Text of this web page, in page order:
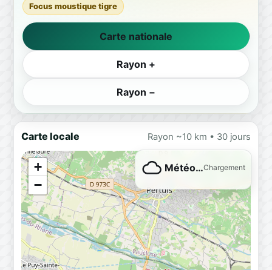
Focus moustique tigre
Carte nationale
Rayon +
Rayon −
Carte locale Rayon ~10 km • 30 jours
+
−
Météo…Chargement